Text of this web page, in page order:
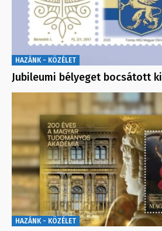
HAZÁNK - KÖZÉLET
Jubileumi bélyeget bocsátott
HAZÁNK - KÖZÉLET